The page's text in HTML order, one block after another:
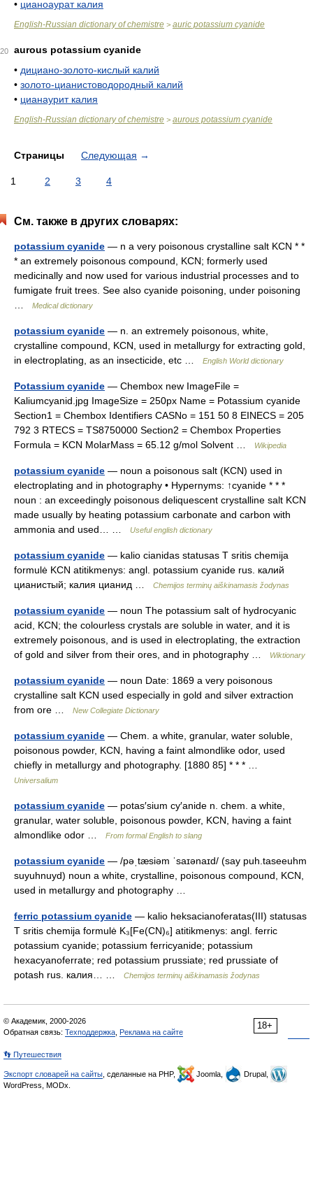
• цианоаурат калия
English-Russian dictionary of chemistre > auric potassium cyanide
20
aurous potassium cyanide
• дициано-золото-кислый калий
• золото-цианистоводородный калий
• цианаурит калия
English-Russian dictionary of chemistre > aurous potassium cyanide
Страницы Следующая →
1 2 3 4
См. также в других словарях:
potassium cyanide — n a very poisonous crystalline salt KCN * *
* an extremely poisonous compound, KCN; formerly used
medicinally and now used for various industrial processes and to
fumigate fruit trees. See also cyanide poisoning, under poisoning
Medical dictionary
potassium cyanide — n. an extremely poisonous, white,
crystalline compound, KCN, used in metallurgy for extracting gold,
in electroplating, as an insecticide, etc …
English World dictionary
Potassium cyanide — Chembox new ImageFile =
Kaliumcyanid.jpg ImageSize = 250px Name = Potassium cyanide
Section1 = Chembox Identifiers CASNo = 151 50 8 EINECS = 205
792 3 RTECS = TS8750000 Section2 = Chembox Properties
Formula = KCN MolarMass = 65.12 g/mol Solvent …
Wikipedia
potassium cyanide — noun a poisonous salt (KCN) used in
electroplating and in photography • Hypernyms: ↑cyanide * * *
noun : an exceedingly poisonous deliquescent crystalline salt KCN
made usually by heating potassium carbonate and carbon with
ammonia and used… …
Useful english dictionary
potassium cyanide — kalio cianidas statusas T sritis chemija
formulė KCN atitikmenys: angl. potassium cyanide rus. калий
цианистый; калия цианид …
Chemijos terminų aiškinamasis žodynas
potassium cyanide — noun The potassium salt of hydrocyanic
acid, KCN; the colourless crystals are soluble in water, and it is
extremely poisonous, and is used in electroplating, the extraction
of gold and silver from their ores, and in photography …
Wiktionary
potassium cyanide — noun Date: 1869 a very poisonous
crystalline salt KCN used especially in gold and silver extraction
from ore …
New Collegiate Dictionary
potassium cyanide — Chem. a white, granular, water soluble,
poisonous powder, KCN, having a faint almondlike odor, used
chiefly in metallurgy and photography. [1880 85] * * * …
Universalium
potassium cyanide — potas′sium cy′anide n. chem. a white,
granular, water soluble, poisonous powder, KCN, having a faint
almondlike odor …
From formal English to slang
potassium cyanide — /pəˌtæsiəm ˈsaɪənaɪd/ (say puh.taseeuhm
suyuhnuyd) noun a white, crystalline, poisonous compound, KCN,
used in metallurgy and photography …
ferric potassium cyanide — kalio heksacianoferatas(III) statusas
T sritis chemija formulė K₃[Fe(CN)₆] atitikmenys: angl. ferric
potassium cyanide; potassium ferricyanide; potassium
hexacyanoferrate; red potassium prussiate; red prussiate of
potash rus. калия… …
Chemijos terminų aiškinamasis žodynas
18+
© Академик, 2000-2026
Обратная связь: Техподдержка Реклама на сайте
👣 Путешествия
Экспорт словарей на сайты , сделанные на PHP, Joomla,
Drupal,
WordPress, MODx.